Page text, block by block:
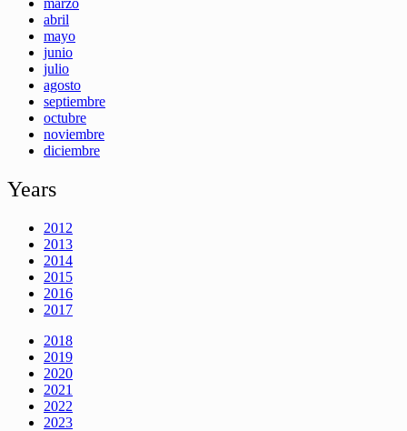
abril
mayo
junio
julio
agosto
septiembre
octubre
noviembre
diciembre
Years
2012
2013
2014
2015
2016
2017
2018
2019
2020
2021
2022
2023